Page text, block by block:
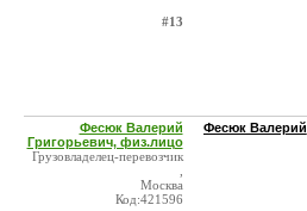
#13
Фесюк Валерий
Григорьевич, физ.лицо
Грузовладелец-перевозчик
Москва
Код:421596
Фесюк Валерий